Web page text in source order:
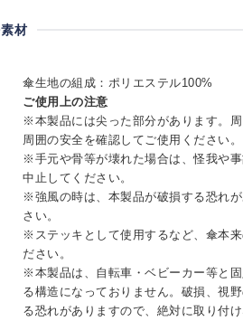
素材
傘生地の組成：ポリエステル100%
ご使用上の注意
※本製品には尖った部分があります。周
周囲の安全を確認してご使用ください。
※手元や骨等が壊れた場合は、怪我や
中止してください。
※強風の時は、本製品が破損する恐れ
さい。
※ステッキとして使用するなど、傘本
ださい。
※本製品は、自転車・ベビーカー等と
る構造になっておりません。破損、視
る恐れがありますので、絶対に取り付け